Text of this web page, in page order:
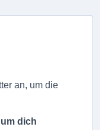
an, um die
dich